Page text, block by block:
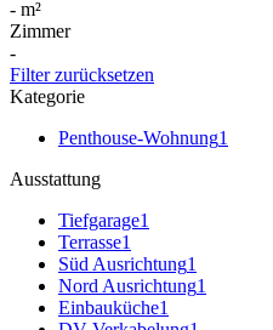
- m²
Zimmer
-
Filter zurücksetzen
Kategorie
Penthouse-Wohnung1
Ausstattung
Tiefgarage1
Terrasse1
Süd Ausrichtung1
Nord Ausrichtung1
Einbauküche1